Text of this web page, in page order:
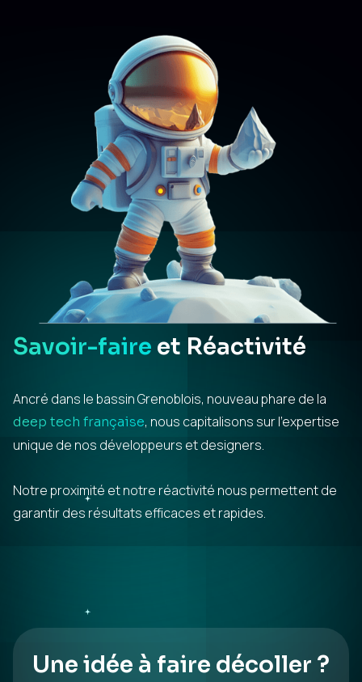
Savoir-faire et Réactivité
Ancré dans le bassin Grenoblois, nouveau phare de la
deep tech française, nous capitalisons sur l’expertise
unique de nos développeurs et designers.
Notre proximité et notre réactivité nous permettent de
garantir des résultats efficaces et rapides.
Une idée à faire décoller ?